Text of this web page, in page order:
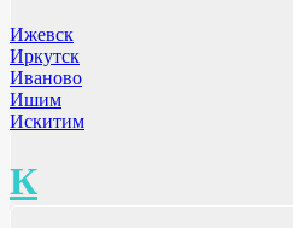
Ижевск
Иркутск
Иваново
Ишим
Искитим
К